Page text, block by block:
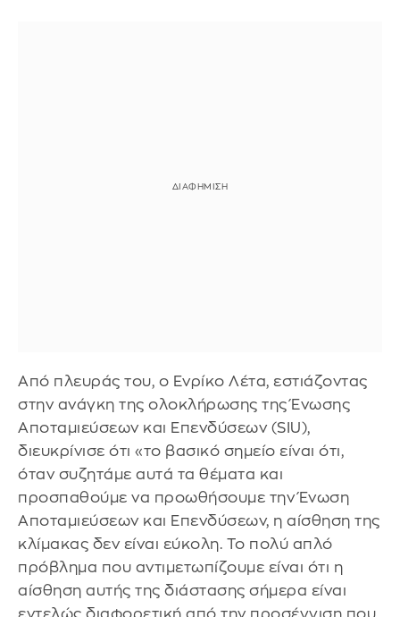
Από πλευράς του, ο Ενρίκο Λέτα, εστιάζοντας
στην ανάγκη της ολοκλήρωσης της Ένωσης
Αποταμιεύσεων και Επενδύσεων (SIU),
διευκρίνισε ότι «το βασικό σημείο είναι ότι,
όταν συζητάμε αυτά τα θέματα και
προσπαθούμε να προωθήσουμε την Ένωση
Αποταμιεύσεων και Επενδύσεων, η αίσθηση της
κλίμακας δεν είναι εύκολη. Το πολύ απλό
πρόβλημα που αντιμετωπίζουμε είναι ότι η
αίσθηση αυτής της διάστασης σήμερα είναι